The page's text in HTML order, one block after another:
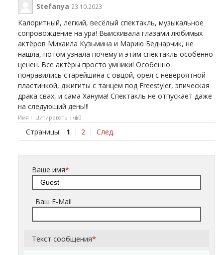
Stefanya 23.10.2023
Калоритный, легкий, весёлый спектакль, музыкальное
сопровождение на ура! Выискивала глазами любимых
актёров Михаила Кузьмина и Марию Беднарчик, не
нашла, потом узнала почему и этим спектакль особенно
ценен. Все актёры просто умники! Особенно
понравились старейшина с овцой, орёл с невероятной
пластинкой, джигиты с танцем под Freestyler, эпическая
драка свах, и сама Ханума! Спектакль не отпускает даже
на следующий день!!!
Имя Цитировать 0
Страницы: 1 2 След.
Ваше имя*
Ваш E-Mail
Текст сообщения*